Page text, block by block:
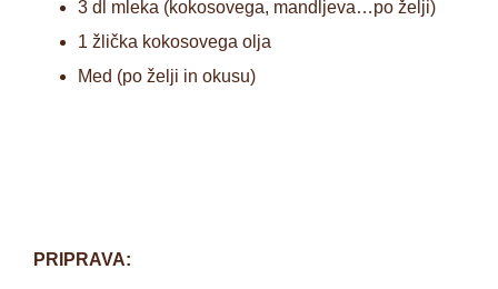
3 dl mleka (kokosovega, mandljeva…po želji)
1 žlička kokosovega olja
Med (po želji in okusu)
PRIPRAVA: